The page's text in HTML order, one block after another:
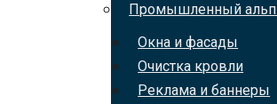
Промышленный
Окна и фасады
Очистка кровли
Реклама и баннеры